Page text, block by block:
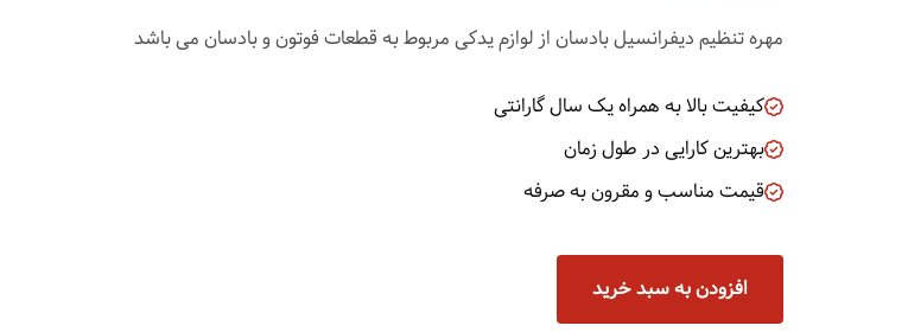
based on
customer
مهره تنظیم دیفرانسیل بادسان از لوازم یدکی مربوط به قطعات فوتون و بادسان می باشد
کیفیت بالا به همراه یک سال گارانتی
بهترین کارایی در طول زمان
قیمت مناسب و مقرون به صرفه
افزودن به سبد خرید